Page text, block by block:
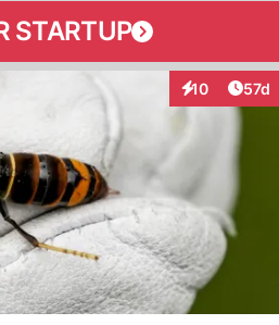
STARTUP
10
Interaktionen
57d